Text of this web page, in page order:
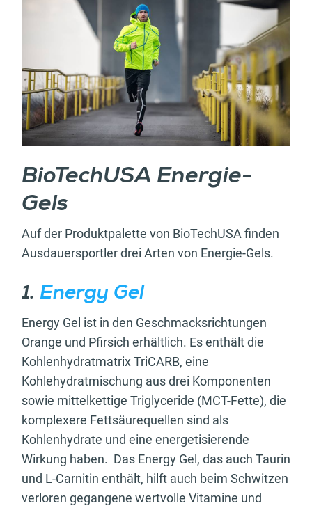
BioTechUSA Energie-
Gels
Auf der Produktpalette von BioTechUSA finden
Ausdauersportler drei Arten von Energie-Gels.
1. Energy Gel
Energy Gel ist in den Geschmacksrichtungen
Orange und Pfirsich erhältlich. Es enthält die
Kohlenhydratmatrix TriCARB, eine
Kohlehydratmischung aus drei Komponenten
sowie mittelkettige Triglyceride (MCT-Fette), die
komplexere Fettsäurequellen sind als
Kohlenhydrate und eine energetisierende
Wirkung haben. Das Energy Gel, das auch Taurin
und L-Carnitin enthält, hilft auch beim Schwitzen
verloren gegangene wertvolle Vitamine und